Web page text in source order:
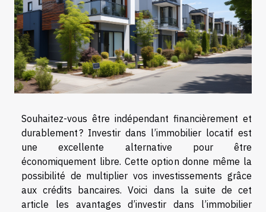
Souhaitez-vous être indépendant financièrement et
durablement ? Investir dans l’immobilier locatif est
une excellente alternative pour être
économiquement libre. Cette option donne même la
possibilité de multiplier vos investissements grâce
aux crédits bancaires. Voici dans la suite de cet
article les avantages d’investir dans l’immobilier